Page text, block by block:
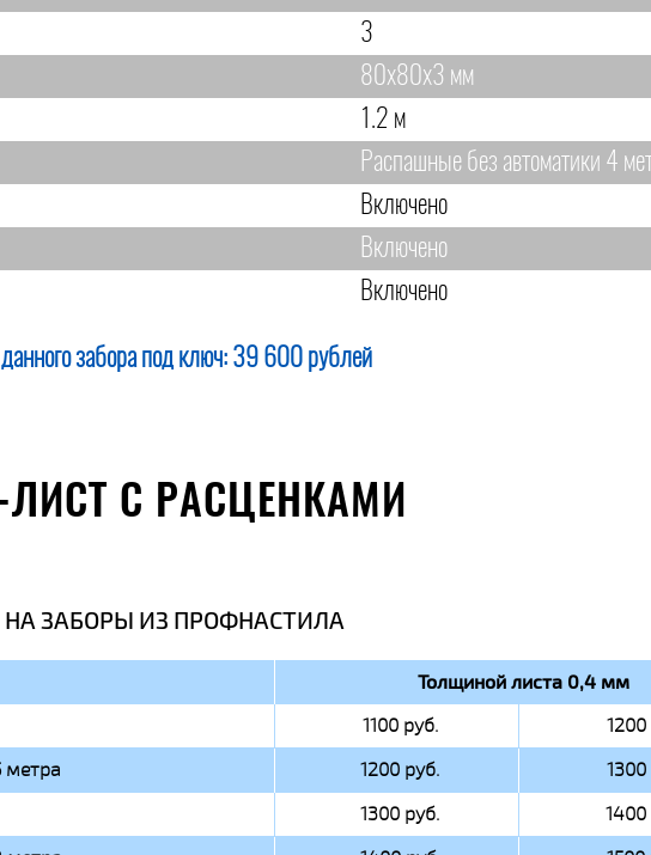
3
80х80х3 мм
1.2 м
Распашные без автоматики 4
Включено
Включено
Включено
забора под ключ: 39 600 рублей
ЛИСТ С РАСЦЕНКАМИ
ЗАБОРЫ ИЗ ПРОФНАСТИЛА
Толщиной листа 0,4 мм
1100 руб.
1200
метра
1200 руб.
1300
1300 руб.
1400